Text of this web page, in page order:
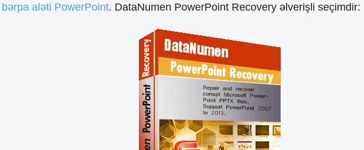
aləti PowerPoint. DataNumen PowerPoint Recovery əlverişli seçimdir: